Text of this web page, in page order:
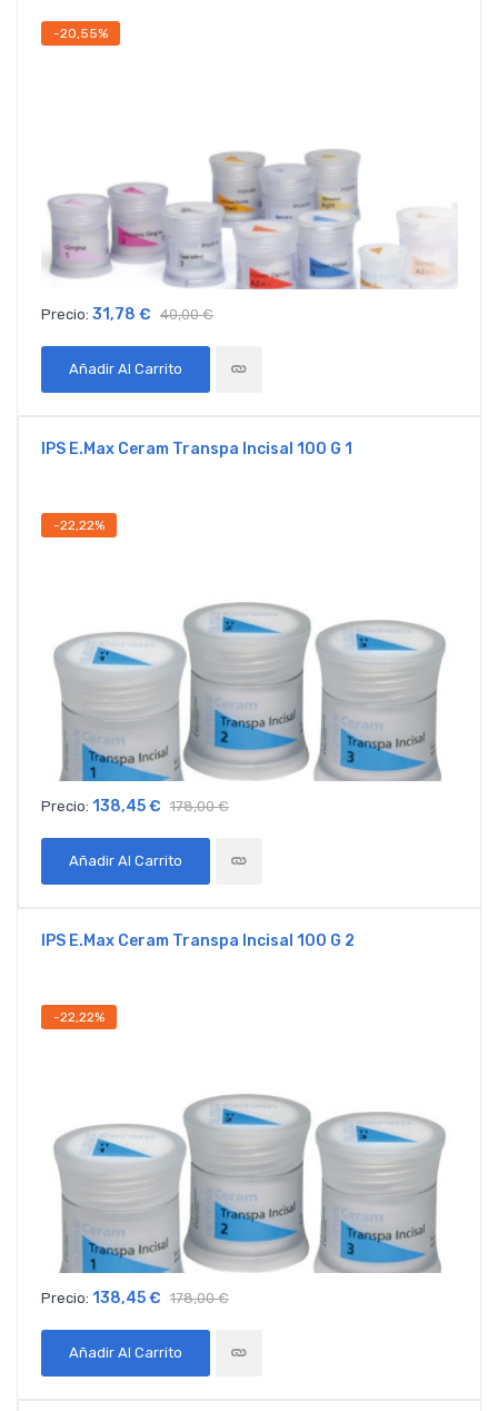
-20,55%
Precio: 31,78 € 40,00 €
Añadir Al Carrito
IPS E.max Ceram Transpa Incisal 100 G 1
-22,22%
Precio: 138,45 € 178,00 €
Añadir Al Carrito
IPS E.max Ceram Transpa Incisal 100 G 2
-22,22%
Precio: 138,45 € 178,00 €
Añadir Al Carrito